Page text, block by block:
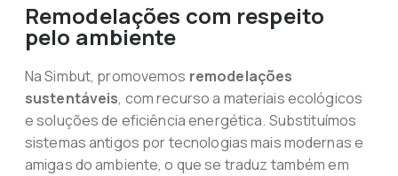
Remodelações com respeito
pelo ambiente
Na Simbut, promovemos remodelações
sustentáveis, com recurso a materiais ecológicos
e soluções de eficiência energética. Substituímos
sistemas antigos por tecnologias mais modernas e
amigas do ambiente, o que se traduz também em